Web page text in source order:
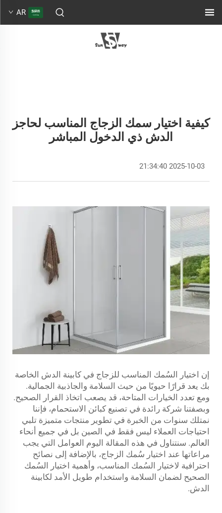
AR
كيفية اختيار سمك الزجاج المناسب لحاجز
الدش ذي الدخول المباشر
2025-10-03 21:34:40
إن اختيار السُمك المناسب للزجاج في كابينة الدش الخاصة
بك يعد قرارًا حيويًا من حيث السلامة والجاذبية الجمالية.
ومع تعدد الخيارات المتاحة، قد يصعب اتخاذ القرار الصحيح.
وبصفتنا شركة رائدة في تصنيع كبائن الاستحمام، فإننا
نمتلك سنوات من الخبرة في تطوير منتجات متميزة تلبي
احتياجات العملاء ليس فقط في الصين بل في جميع أنحاء
العالم. سنتناول في هذه المقالة اليوم العوامل التي يجب
مراعاتها عند اختيار سُمك الزجاج، بالإضافة إلى نصائح
احترافية لاختيار السُمك المناسب، وأهمية اختيار السُمك
الصحيح لضمان السلامة واستخدام طويل الأمد لكابينة
الدش.